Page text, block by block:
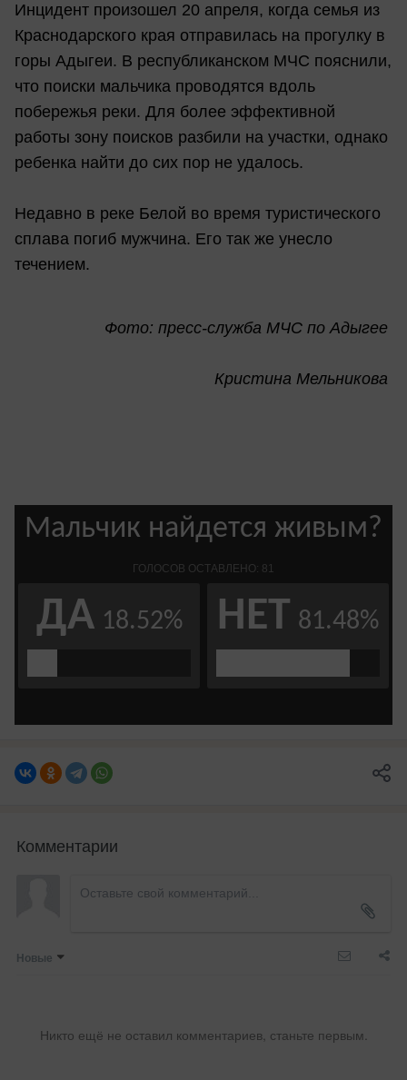
Инцидент произошел 20 апреля, когда семья из
Краснодарского края отправилась на прогулку в
горы Адыгеи. В республиканском МЧС пояснили,
что поиски мальчика проводятся вдоль
побережья реки. Для более эффективной
работы зону поисков разбили на участки, однако
ребенка найти до сих пор не удалось.
Недавно в реке Белой во время туристического
сплава погиб мужчина. Его так же унесло
течением.
Фото: пресс-служба МЧС по Адыгее
Кристина Мельникова
Комментарии
Новые
Никто ещё не оставил комментариев, станьте первым.